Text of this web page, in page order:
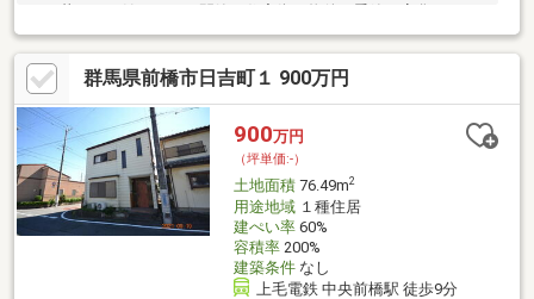
いた暮らしが始められる閑静な住宅街の物件。季節の変化を日々
感じながら暮らせる環境です。 土地50坪以上、市街地が近い、南
側道路面す、閑静な住宅地、前道６ｍ以上
群馬県前橋市日吉町１ 900万円
900万円
（坪単価:-）
土地面積76.49m2
用途地域１種住居
建ぺい率60%
容積率200%
建築条件なし
上毛電鉄 中央前橋駅 徒歩9分